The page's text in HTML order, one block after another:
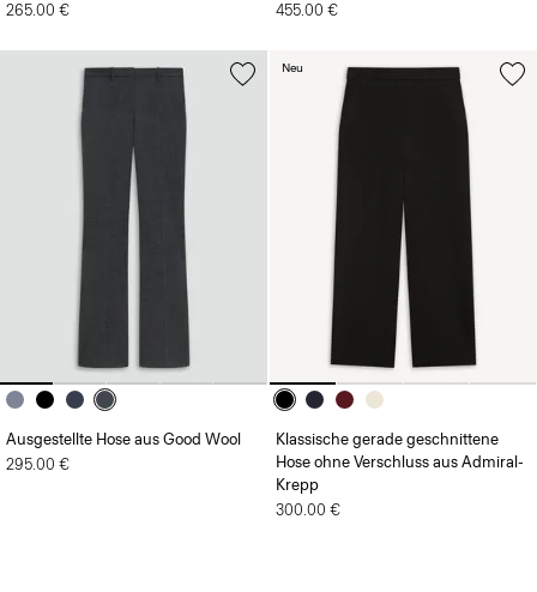
265.00 €
455.00 €
Ausgestellte Hose aus Good Wool
295.00 €
Klassische gerade geschnittene
Hose ohne Verschluss aus Admiral-
Krepp
300.00 €
Neu